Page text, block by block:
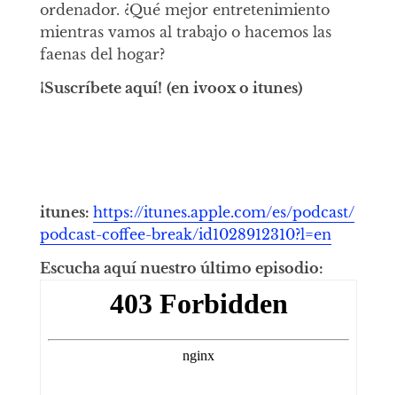
ordenador. ¿Qué mejor entretenimiento
mientras vamos al trabajo o hacemos las
faenas del hogar?
¡Suscríbete aquí! (en ivoox o itunes)
itunes: https://itunes.apple.com/es/podcast/
podcast-coffee-break/id1028912310?l=en
Escucha aquí nuestro último episodio: